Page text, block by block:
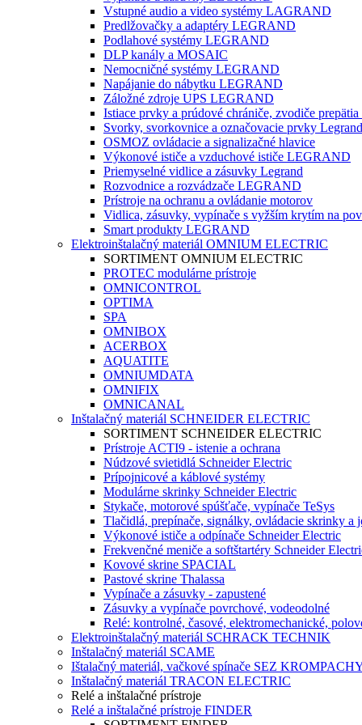
Vstupné audio a video systémy LAGRAND
Predlžovačky a adaptéry LEGRAND
Podlahové systémy LEGRAND
DLP kanály a MOSAIC
Nemocničné systémy LEGRAND
Napájanie do nábytku LEGRAND
Záložné zdroje UPS LEGRAND
Istiace prvky a prúdové chrániče, zvodiče prepätia
Svorky, svorkovnice a označovacie prvky Legrand
OSMOZ ovládacie a signalizačné hlavice
Výkonové ističe a vzduchové ističe LEGRAND
Priemyselné vidlice a zásuvky Legrand
Rozvodnice a rozvádzače LEGRAND
Prístroje na ochranu a ovládanie motorov
Vidlica, zásuvky, vypínače s vyžším krytím na
Smart produkty LEGRAND
Elektroinštalačný materiál OMNIUM ELECTRIC
SORTIMENT OMNIUM ELECTRIC
PROTEC modulárne prístroje
OMNICONTROL
OPTIMA
SPA
OMNIBOX
ACERBOX
AQUATITE
OMNIUMDATA
OMNIFIX
OMNICANAL
Inštalačný materiál SCHNEIDER ELECTRIC
SORTIMENT SCHNEIDER ELECTRIC
Prístroje ACTI9 - istenie a ochrana
Núdzové svietidlá Schneider Electric
Prípojnicové a káblové systémy
Modulárne skrinky Schneider Electric
Stykače, motorové spúšťače, vypínače TeSys
Tlačidlá, prepínače, signálky, ovládacie skrinky a
Výkonové ističe a odpínače Schneider Electric
Frekvenčné meniče a softštartéry Schneider
Kovové skrine SPACIAL
Pastové skrine Thalassa
Vypínače a zásuvky - zapustené
Zásuvky a vypínače povrchové, vodeodolné
Relé: kontrolné, časové, elektromechanické,
Elektroinštalačný materiál SCHRACK TECHNIK
Inštalačný materiál SCAME
Ištalačný materiál, vačkové spínače SEZ
Inštalačný materiál TRACON ELECTRIC
Relé a inštalačné prístroje
Relé a inštalačné prístroje FINDER